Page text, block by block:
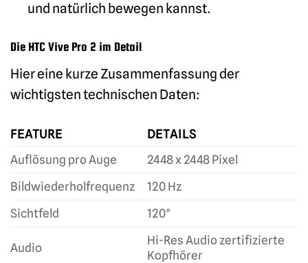
und natürlich bewegen kannst.
Die HTC Vive Pro 2 im Detail
Hier eine kurze Zusammenfassung der
wichtigsten technischen Daten:
FEATURE
DETAILS
Auflösung pro Auge
2448 x 2448 Pixel
Bildwiederholfrequenz
120 Hz
Sichtfeld
120°
Audio
Hi-Res Audio zertifizierte
Kopfhörer